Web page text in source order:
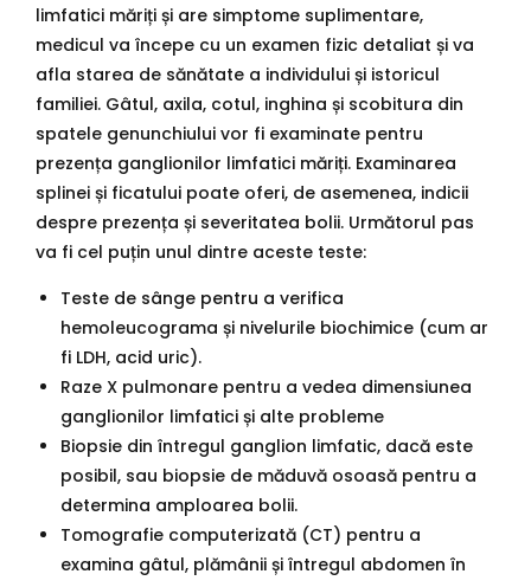
limfatici măriți și are simptome suplimentare,
medicul va începe cu un examen fizic detaliat și va
afla starea de sănătate a individului și istoricul
familiei. Gâtul, axila, cotul, inghina și scobitura din
spatele genunchiului vor fi examinate pentru
prezența ganglionilor limfatici măriți. Examinarea
splinei și ficatului poate oferi, de asemenea, indicii
despre prezența și severitatea bolii. Următorul pas
va fi cel puțin unul dintre aceste teste:
Teste de sânge pentru a verifica
hemoleucograma și nivelurile biochimice (cum ar
fi LDH, acid uric).
Raze X pulmonare pentru a vedea dimensiunea
ganglionilor limfatici și alte probleme
Biopsie din întregul ganglion limfatic, dacă este
posibil, sau biopsie de măduvă osoasă pentru a
determina amploarea bolii.
Tomografie computerizată (CT) pentru a
examina gâtul, plămânii și întregul abdomen în